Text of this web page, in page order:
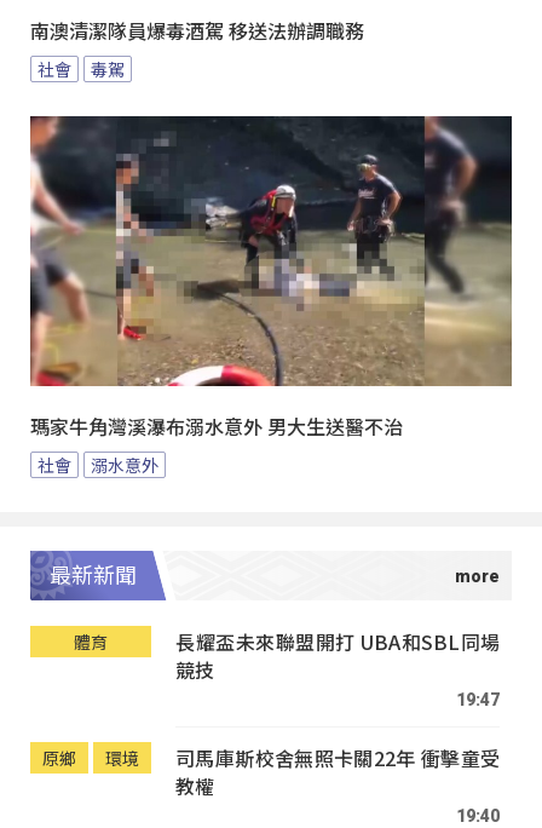
南澳清潔隊員爆毒酒駕 移送法辦調職務
社會 毒駕
瑪家牛角灣溪瀑布溺水意外 男大生送醫不治
社會 溺水意外
最新新聞
體育
長耀盃未來聯盟開打 UBA和SBL同場
競技
19:47
原鄉 環境
司馬庫斯校舍無照卡關22年 衝擊童受
教權
19:40